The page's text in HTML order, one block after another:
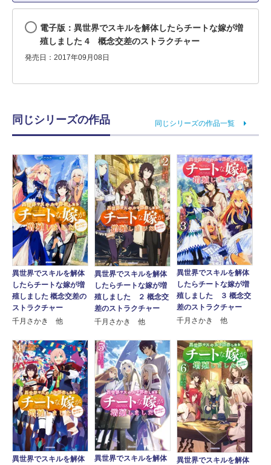
電子版：異世界でスキルを解体したらチートな嫁が増
殖しました 4 概念交差のストラクチャー
発売日：2017年09月08日
同じシリーズの作品 同じシリーズの作品一覧
異世界でスキルを解体
したらチートな嫁が増
殖しました 概念交差の
ストラクチャー
千月さかき 他
異世界でスキルを解体
したらチートな嫁が増
殖しました ２ 概念交
差のストラクチャー
千月さかき 他
異世界でスキルを解体
したらチートな嫁が増
殖しました ３ 概念交
差のストラクチャー
千月さかき 他
異世界でスキルを解体
異世界でスキルを解体
異世界でスキルを解体